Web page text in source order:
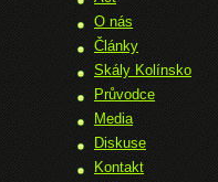
O nás
Články
Skály Kolínsko
Průvodce
Media
Diskuse
Kontakt